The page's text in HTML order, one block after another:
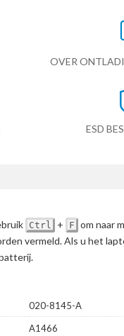
OVER
ESD
Ctrl + F om naar
vermeld. Als u het
020-8145-A
A1466